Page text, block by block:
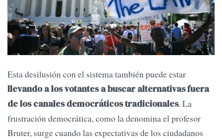
Esta desilusión con el sistema también puede estar
llevando a los votantes a buscar alternativas fuera
de los canales democráticos tradicionales. La
frustración democrática, como la denomina el profesor
Bruter, surge cuando las expectativas de los ciudadanos